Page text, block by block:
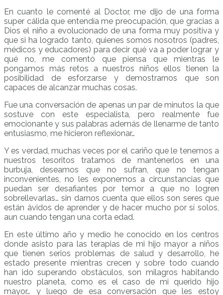
En cuanto le comenté al Doctor, me dijo de una forma
super cálida que entendía me preocupación, que gracias a
Dios el niño a evolucionado de una forma muy positiva y
que si ha logrado tanto, quienes somos nosotros (padres,
médicos y educadores) para decir qué va a poder lograr y
qué no, me comentó que piensa que mientras le
pongamos más retos a nuestros niños ellos tienen la
posibilidad de esforzarse y demostrarnos que son
capaces de alcanzar muchas cosas.
Fue una conversación de apenas un par de minutos la que
sostuve con este especialista, pero realmente fue
emocionante y sus palabras además de llenarme de tanto
entusiasmo, me hicieron reflexionar…
Y es verdad, muchas veces por el cariño que le tenemos a
nuestros tesoritos tratamos de mantenerlos en una
burbuja, deseamos que no sufran, que no tengan
inconvenientes, no les exponemos a circunstancias que
puedan ser desafiantes por temor a que no logren
sobrellevarlas… sin darnos cuenta que ellos son seres que
están ávidos de aprender y de hacer mucho por sí solos,
aun cuando tengan una corta edad.
En este último año y medio he conocido en los centros
donde asisto para las terapias de mi hijo mayor a niños
que tienen serios problemas de salud y desarrollo, he
estado presente mientras crecen y sobre todo cuando
han ido superando obstáculos, son milagros habitando
nuestro planeta, como es el caso de mi querido hijo
mayor… y luego de esa conversación que les estoy